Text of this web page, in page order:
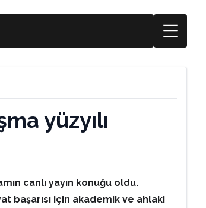
yüzyılı
canlı yayın konuğu oldu.
başarısı için akademik ve ahlaki